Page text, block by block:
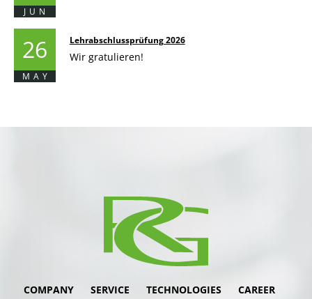
JUN
26
MAY
Lehrabschlussprüfung 2026
Wir gratulieren!
COMPANY SERVICE TECHNOLOGIES
CAREER